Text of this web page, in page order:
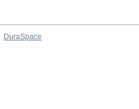
DuraSpace